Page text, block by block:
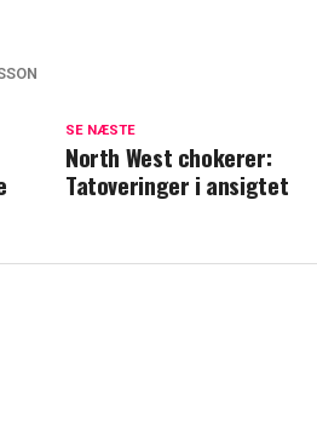
er der reaktion
bekræfter kongehuset nyheden
SE NÆSTE
North West chokerer:
Tatoveringer i ansigtet